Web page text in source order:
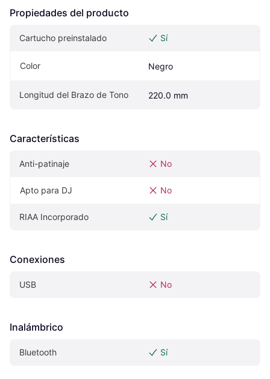
Propiedades del producto
Cartucho preinstalado Sí
Color Negro
Longitud del Brazo de Tono 220.0 mm
Características
Anti-patinaje No
Apto para DJ No
RIAA Incorporado Sí
Conexiones
USB No
Inalámbrico
Bluetooth Sí